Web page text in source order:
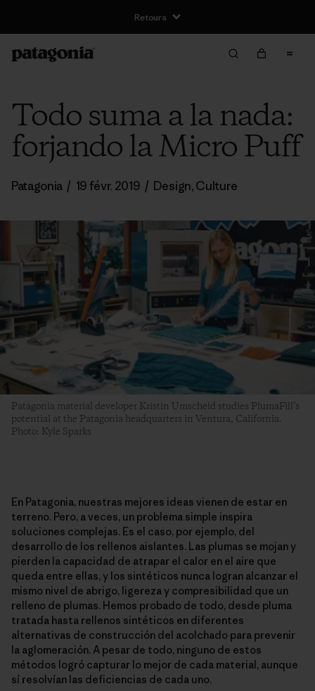
Retours
Todo suma a la nada:
forjando la Micro Puff
Patagonia / 19 févr. 2019 / Design,Culture
Patagonia material developer Kristin Umscheid studies PlumaFill’s
potential at the Patagonia headquarters in Ventura, California.
Photo: Kyle Sparks
En Patagonia, nuestras mejores ideas vienen de estar en
terreno. Pero, a veces, un problema simple inspira
soluciones complejas. Es el caso, por ejemplo, del
desarrollo de los rellenos aislantes. Las plumas se mojan y
pierden la capacidad de atrapar el calor en el aire que
queda entre ellas, y los sintéticos nunca logran alcanzar el
mismo nivel de abrigo, ligereza y compresibilidad que un
relleno de plumas. Hemos probado de todo, desde pluma
tratada hasta rellenos sintéticos en diferentes
alternativas de construcción del acolchado para prevenir
la aglomeración. A pesar de todo, ninguno de estos
métodos logró capturar lo mejor de cada material, aunque
sí resolvían las deficiencias de cada uno.